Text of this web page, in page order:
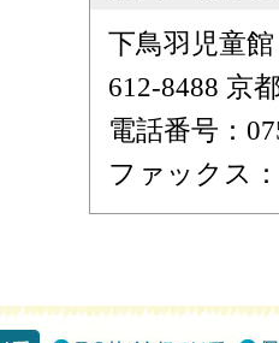
下鳥羽児童館
612-8488 京
電話番号：
ファックス